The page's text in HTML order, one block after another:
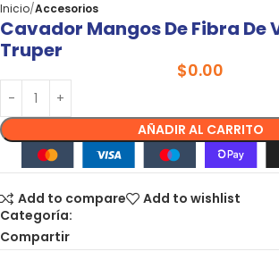
Inicio Accesorios
Cavador Mangos De Fibra De
Truper
$0.00
AÑADIR AL CARRITO
Add to compare
Add to wishlist
Categoría:
Compartir